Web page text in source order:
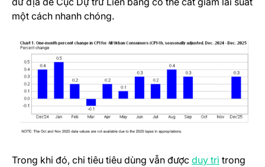
một cách nhanh chóng.
Trong khi đó, chi tiêu tiêu dùng vẫn được duy trì (opens in
trong